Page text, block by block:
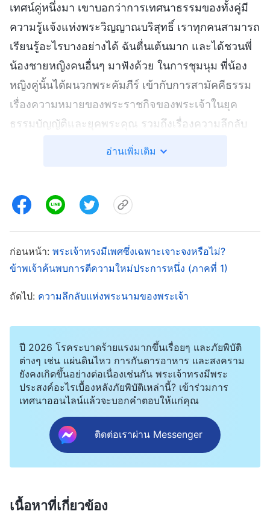
เทศน์คู่หนึ่งมา เขาบอกว่าการเทศนาธรรมของทั้งคู่มี
ความรู้แจ้งแห่งพระวิญญาณบริสุทธิ์ เราทุกคนสามารถ
เรียนรู้อะไรบางอย่างได้ ฉันตื่นเต้นมาก และได้ชวนพี่
น้องชายหญิงคนอื่นๆ มาฟังด้วย ในการชุมนุม พี่น้อง
หญิงคู่นั้นได้ผนวกพระคัมภีร์ เข้ากับการสามัคคีธรรม
เรื่องความหมายของพระราชกิจของพระเจ้าในยุค
ธรรมบัญญัติและยุคพระคุณ รวมถึงเรื่องความลึกลับ
แห่งพระนามของพระเจ้า พวกเธอพูดถึงเรื่องที่ว่าเราใช้
คู่ควรที่จะได้พบองค์พระผู้เป็นเจ้าแค่ไหน พวกเธอยัง
พิพากษาและชำระมนุษยชาติ เพื่อแก้ไขธรรมชาติที่
เปี่ยมไปด้วยบาปของเรา นั่นคือทางเดียวที่เราจะเป็น
อิสระจากบาปอย่างสมบูรณ์และคู่ควรกับอาณาจักร
ไหว เมื่อพระวิญญาณแห่งความจริงเสด็จมาแล้ว
พระองค์จะนำพวกท่านไปสู่ความจริงทั้งมวล”(ยอห์น
16:12-13) มีประโยคนี้ด้วยค่ะ “เราไม่ได้มาเพื่อจะ
ยอมรับเราและไม่รับคำของเรา จะมีสิ่งหนึ่งพิพากษา
เขา คำที่เรากล่าวแล้วนั่นแหละจะพิพากษาเขาในวัน
สุดท้าย”(ยอห์น 12:47-48)การสามัคคีธรรมของพี่น้อง
กว่าปียังไม่เคยได้ยินอะไรแบบนี้เลย ฉันอยากฟังเพิ่มอีก
อ่านเพิ่มเติม
ก่อนหน้า: พระเจ้าทรงมีเพศซึ่งเฉพาะเจาะจงหรือไม่?
ข้าพเจ้าค้นพบการตีความใหม่ประการหนึ่ง (ภาคที่ 1)
ถัดไป: ความลึกลับแห่งพระนามของพระเจ้า
ปี 2026 โรคระบาดร้ายแรงมากขึ้นเรื่อยๆ และภัยพิบัติ
ต่างๆ เช่น แผ่นดินไหว การกันดารอาหาร และสงคราม
ยังคงเกิดขึ้นอย่างต่อเนื่องเช่นกัน พระเจ้าทรงมีพระ
ประสงค์อะไรเบื้องหลังภัยพิบัติเหล่านี้? เข้าร่วมการ
เทศนาออนไลน์แล้วจะบอกคำตอบให้แก่คุณ
ติดต่อเราผ่าน Messenger
เนื้อหาที่เกี่ยวข้อง